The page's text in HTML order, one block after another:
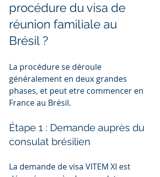
procédure du visa de
réunion familiale au
Brésil ?
La procédure se déroule
généralement en deux grandes
phases, et peut etre commencer en
France au Brésil.
Étape 1 : Demande auprès du
consulat brésilien
La demande de visa VITEM XI est